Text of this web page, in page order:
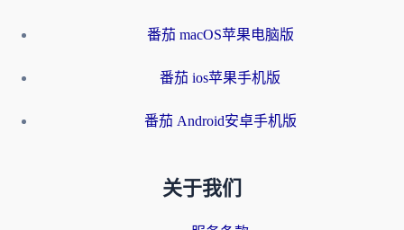
番茄 macOS苹果电脑版
番茄 ios苹果手机版
番茄 Android安卓手机版
关于我们